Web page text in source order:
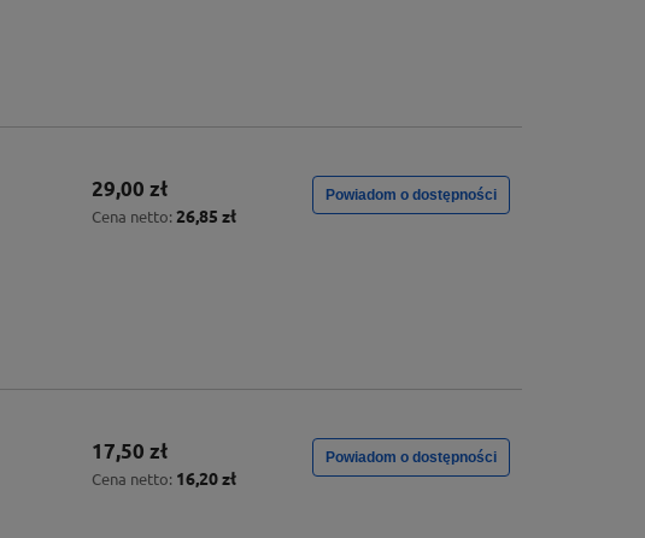
29,00 zł
Cena netto: 26,85 zł
Powiadom o dostępności
17,50 zł
Cena netto: 16,20 zł
Powiadom o dostępności